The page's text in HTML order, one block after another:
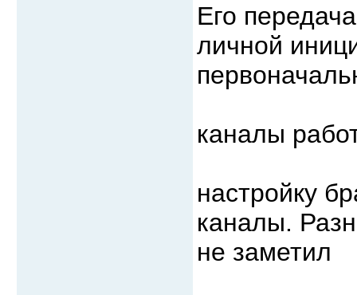
Его
личной
каналы
настройку
каналы.
не заметил